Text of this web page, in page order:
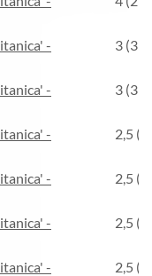
-
3 (33
-
3 (33
-
2,5
-
2,5
-
2,5
-
2,5